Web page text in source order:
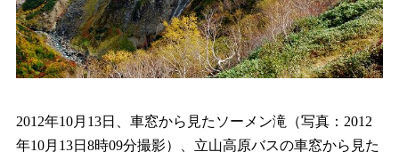
2012年10月13日、車窓から見たソーメン滝（写真：2012
年10月13日8時09分撮影）、立山高原バスの車窓から見た